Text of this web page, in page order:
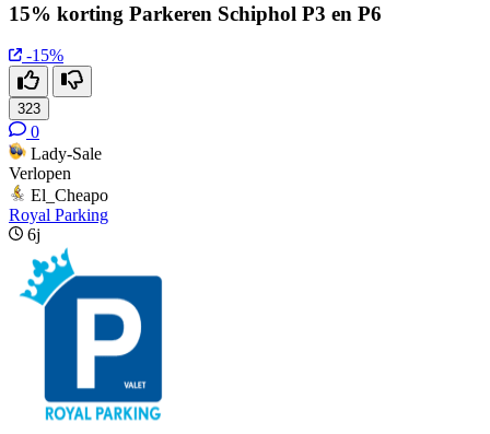
15% korting Parkeren Schiphol P3 en P6
-15%
323
0
Lady-Sale
Verlopen
El_Cheapo
Royal Parking
6j